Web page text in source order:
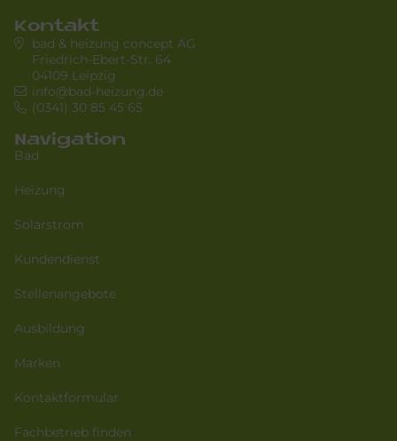
Kontakt
bad & heizung concept AG
Friedrich-Ebert-Str. 64
04109 Leipzig
info@bad-heizung.de
(0341) 30 85 45 65
Navigation
Bad
Heizung
Solarstrom
Kundendienst
Stellenangebote
Ausbildung
Marken
Kontaktformular
Fachbetrieb finden